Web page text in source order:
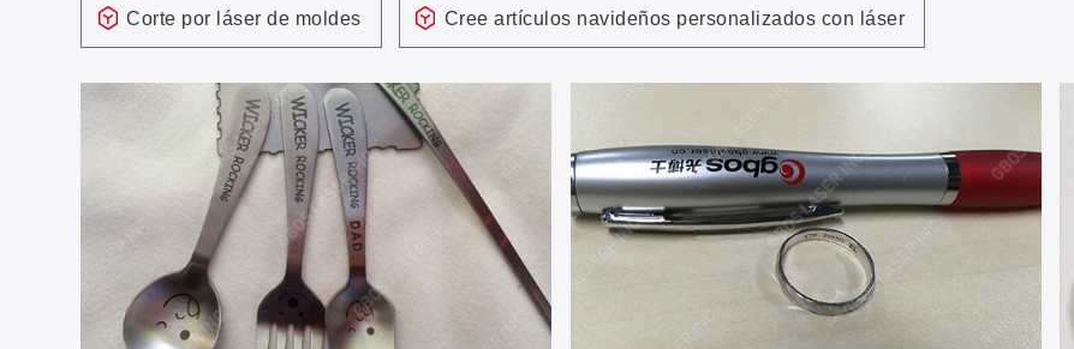
Corte por láser de moldes Cree artículos navideños personalizados con láser